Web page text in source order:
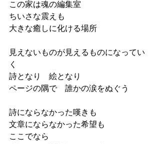
この家は魂の編集室
ちいさな震えも
大きな癒しに化ける場所
見えないものが見えるものになってい
く
詩となり　絵となり
ページの隅で　誰かの涙をぬぐう
詩にならなかった嘆きも
文章にならなかった希望も
ここでなら